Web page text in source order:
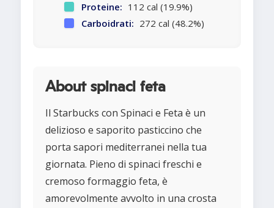
Proteine: 112 cal (19.9%)
Carboidrati: 272 cal (48.2%)
About spinaci feta
Il Starbucks con Spinaci e Feta è un
delizioso e saporito pasticcino che
porta sapori mediterranei nella tua
giornata. Pieno di spinaci freschi e
cremoso formaggio feta, è
amorevolmente avvolto in una crosta